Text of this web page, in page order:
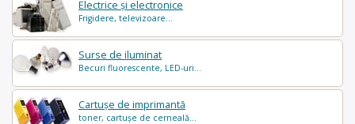
Electrice și electronice
Frigidere, televizoare...
Surse de iluminat
Becuri fluorescente, LED-uri...
Cartușe de imprimantă
toner, cartușe de cerneală...